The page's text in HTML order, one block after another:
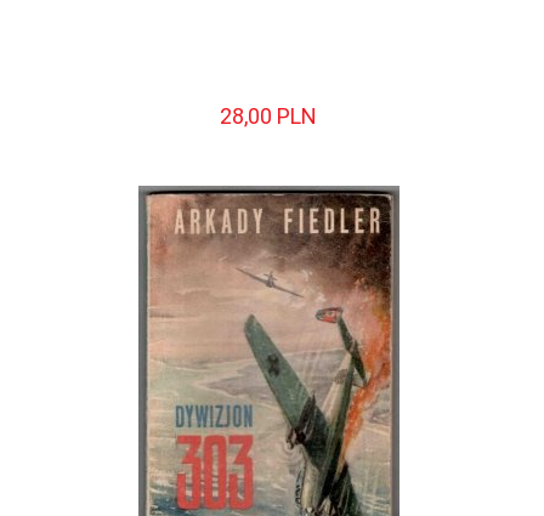
28,00 PLN